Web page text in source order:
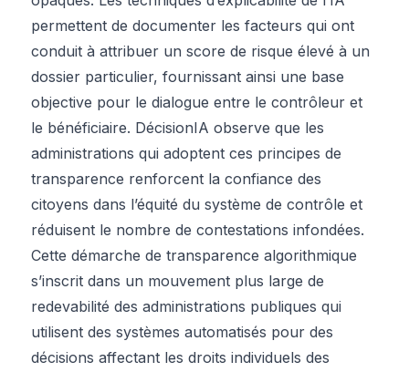
permettent de documenter les facteurs qui ont
conduit à attribuer un score de risque élevé à un
dossier particulier, fournissant ainsi une base
objective pour le dialogue entre le contrôleur et
le bénéficiaire. DécisionIA observe que les
administrations qui adoptent ces principes de
transparence renforcent la confiance des
citoyens dans l’équité du système de contrôle et
réduisent le nombre de contestations infondées.
Cette démarche de transparence algorithmique
s’inscrit dans un mouvement plus large de
redevabilité des administrations publiques qui
utilisent des systèmes automatisés pour des
décisions affectant les droits individuels des